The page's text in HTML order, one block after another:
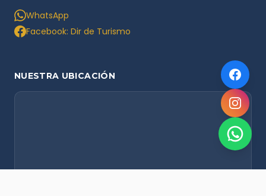
WhatsApp
Facebook: Dir de Turismo
NUESTRA UBICACIÓN